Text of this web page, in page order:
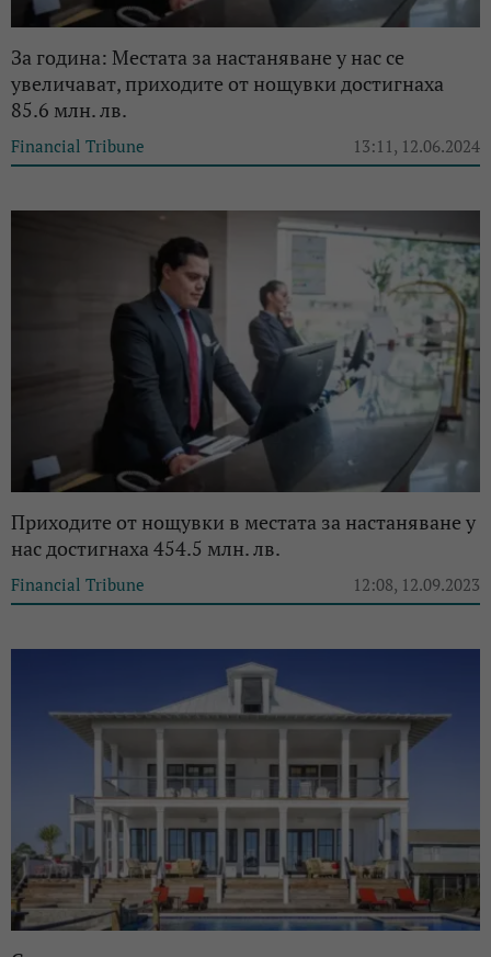
За година: Местата за настаняване у нас се
увеличават, приходите от нощувки достигнаха
85.6 млн. лв.
Financial Tribune 13:11, 12.06.2024
Приходите от нощувки в местата за настаняване у
нас достигнаха 454.5 млн. лв.
Financial Tribune 12:08, 12.09.2023